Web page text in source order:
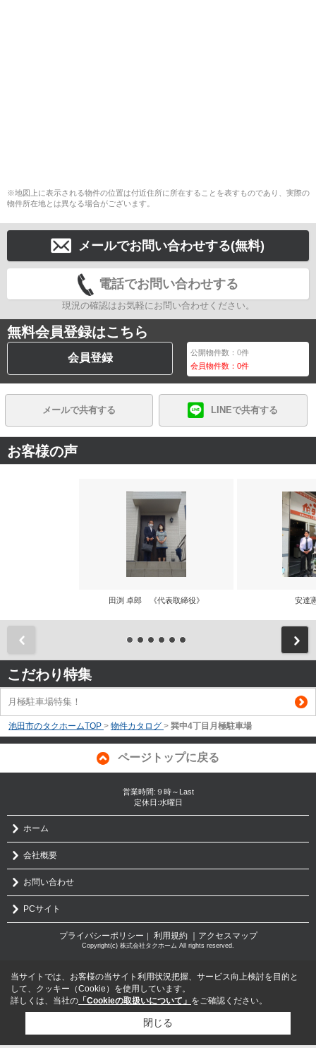
※地図上に表示される物件の位置は付近住所に所在することを表すものであり、実際の
物件所在地とは異なる場合がございます。
メールでお問い合わせする(無料)
電話でお問い合わせする
現況の確認はお気軽にお問い合わせください。
無料会員登録はこちら
会員登録 公開物件数：0件
会員物件数：0件
メールで共有する LINEで共有する
お客様の声
田渕 卓郎 《代表取締役》 安達
こだわり特集
月極駐車場特集！
池田市のタクホームTOP > 物件カタログ > 巽中4丁目月極駐車場
ページトップに戻る
営業時間:９時～Last
定休日:水曜日
ホーム
会社概要
お問い合わせ
PCサイト
プライバシーポリシー 利用規約 ｜アクセスマップ
Copyright(c) 株式会社タクホーム All rights reserved.
当サイトでは、お客様の当サイト利用状況把握、サービス向上検討を目的と
して、クッキー（Cookie）を使用しています。
詳しくは、当社の 「Cookieの取扱いについて」 をご確認ください。
閉じる